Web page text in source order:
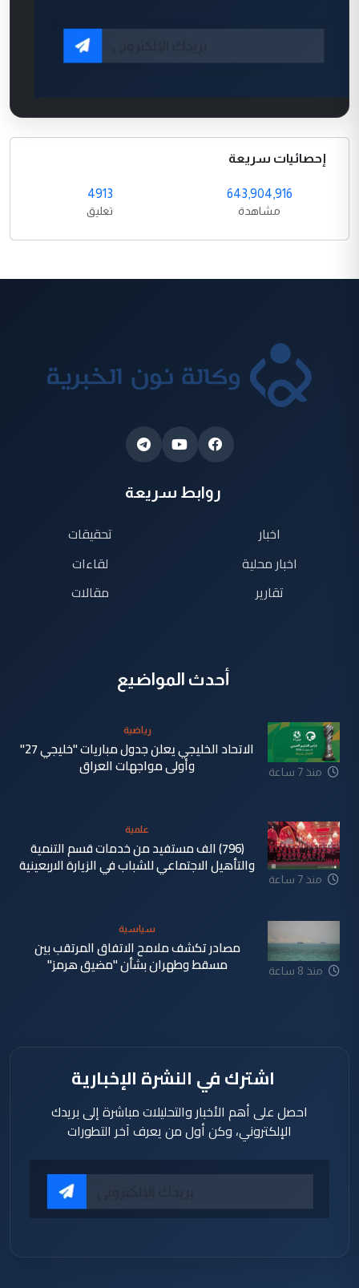
إحصائيات سريعة
643,904,916
مشاهدة
4913
تعليق
روابط سريعة
اخبار
اخبار محلية
تقارير
تحقيقات
لقاءات
مقالات
أحدث المواضيع
منذ 7 ساعة
رياضية
الاتحاد الخليجي يعلن جدول مباريات "خليجي 27"
وأولى مواجهات العراق
منذ 7 ساعة
علمية
(796) الف مستفيد من خدمات قسم التنمية
والتأهيل الاجتماعي للشباب في الزيارة الاربعينية
منذ 8 ساعة
سياسية
مصادر تكشف ملامح الاتفاق المرتقب بين
مسقط وطهران بشأن "مضيق هرمز"
اشترك في النشرة الإخبارية
احصل على أهم الأخبار والتحليلات مباشرة إلى بريدك
الإلكتروني، وكن أول من يعرف آخر التطورات